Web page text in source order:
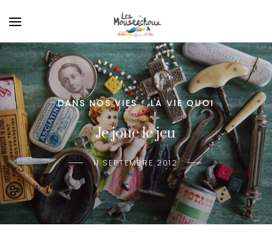
DANS NOS VIES / LA VIE QUOI
Je joue le jeu
11 SEPTEMBRE 2012